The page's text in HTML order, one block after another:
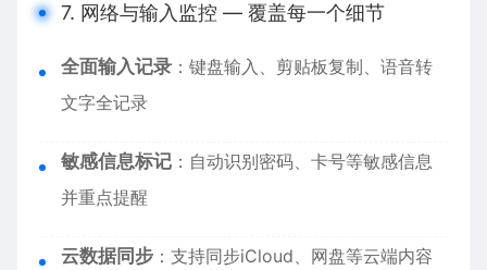
7. 网络与输入监控 — 覆盖每一个细节
全面输入记录 ：键盘输入、剪贴板复制、语音转
文字全记录
敏感信息标记 ：自动识别密码、卡号等敏感信息
并重点提醒
云数据同步 ：支持同步iCloud、网盘等云端内容